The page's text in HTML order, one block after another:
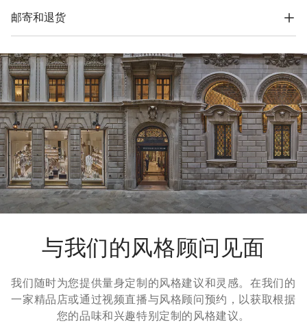
18K金
料制作，整个包装设计基于自立结构，可以用于储存和再使用，
并可平整存放在非常小的空间。
邮寄和退货
我们所有服装的寄送都是免费的。全球快递从周一到周五执行，
一般在5个工作日内送达。有关交货时间的更多信息，请参考运
输页面。
退货方式
我们很乐意为您免费提供7天退货，30天换货服务。更多信息，
请参考退货页面。
与我们的风格顾问见面
我们随时为您提供量身定制的风格建议和灵感。在我们的
一家精品店或通过视频直播与风格顾问预约，以获取根据
您的品味和兴趣特别定制的风格建议。